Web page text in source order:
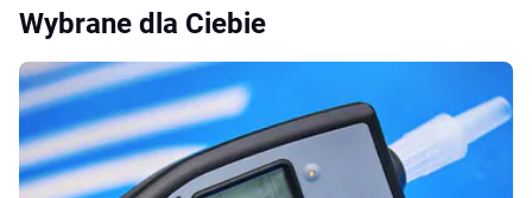
Wybrane dla Ciebie